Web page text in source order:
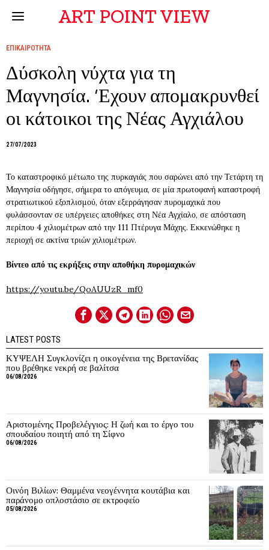
ART POINT VIEW
ΕΠΙΚΑΙΡΟΤΗΤΑ
Δύσκολη νύχτα για τη
Μαγνησία. ‘Εχουν απομακρυνθεί
οι κάτοικοι της Νέας Αγχιάλου
27/07/2023
Το καταστροφικό μέτωπο της πυρκαγιάς που σαρώνει από την Τετάρτη τη
Μαγνησία οδήγησε, σήμερα το απόγευμα, σε μία πρωτοφανή καταστροφή
στρατιωτικού εξοπλισμού, όταν εξερράγησαν πυρομαχικά που
φυλάσσονταν σε υπέργειες αποθήκες στη Νέα Αγχίαλο, σε απόσταση
περίπου 4 χιλιομέτρων από την 111 Πτέρυγα Μάχης. Εκκενώθηκε η
περιοχή σε ακτίνα τριών χιλιομέτρων.
Βίντεο από τις εκρήξεις στην αποθήκη πυρομαχικών
https://youtu.be/QoAUUzR_mf0
LATEST POSTS
ΚΥΨΕΛΗ Συγκλονίζει η οικογένεια της Βρετανίδας
που βρέθηκε νεκρή σε βαλίτσα
06/08/2026
Αριστομένης Προβελέγγιος: Η ζωή και το έργο του
σπουδαίου ποιητή από τη Σίφνο
06/08/2026
Οινόη Βιλίων: Θαμμένα νεογέννητα κουτάβια και
παράνομο οπλοστάσιο σε εκτροφείο
05/08/2026